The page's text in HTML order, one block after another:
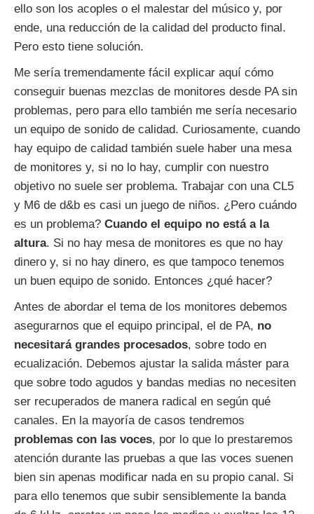
ello son los acoples o el malestar del músico y, por
ende, una reducción de la calidad del producto final.
Pero esto tiene solución.
Me sería tremendamente fácil explicar aquí cómo
conseguir buenas mezclas de monitores desde PA sin
problemas, pero para ello también me sería necesario
un equipo de sonido de calidad. Curiosamente, cuando
hay equipo de calidad también suele haber una mesa
de monitores y, si no lo hay, cumplir con nuestro
objetivo no suele ser problema. Trabajar con una CL5
y M6 de d&b es casi un juego de niños. ¿Pero cuándo
es un problema? Cuando el equipo no está a la
altura. Si no hay mesa de monitores es que no hay
dinero y, si no hay dinero, es que tampoco tenemos
un buen equipo de sonido. Entonces ¿qué hacer?
Antes de abordar el tema de los monitores debemos
asegurarnos que el equipo principal, el de PA, no
necesitará grandes procesados, sobre todo en
ecualización. Debemos ajustar la salida máster para
que sobre todo agudos y bandas medias no necesiten
ser recuperados de manera radical en según qué
canales. En la mayoría de casos tendremos
problemas con las voces, por lo que lo prestaremos
atención durante las pruebas a que las voces suenen
bien sin apenas modificar nada en su propio canal. Si
para ello tenemos que subir sensiblemente la banda